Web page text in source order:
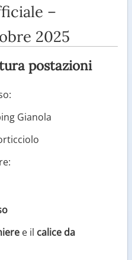
–
2025
postazioni
Gianola
e il calice da